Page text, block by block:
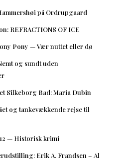
på Ordrupgaard
REFRACTIONS OF ICE
Pony — Vær nuttet eller dø
og sundt uden
Silkeborg Bad: Maria Dubin
og tankevækkende rejse til
— Historisk krimi
Erik A. Frandsen – Al